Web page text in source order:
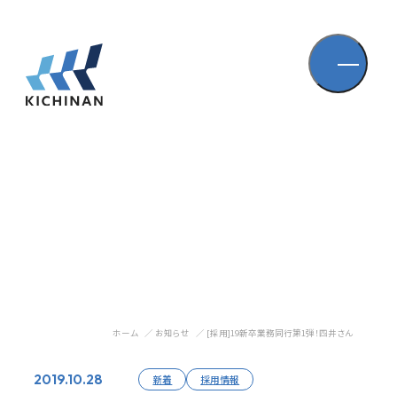
ホーム お知らせ [採用]19新卒業務同行第1弾！四井さん
2019.10.28 新着 採用情報